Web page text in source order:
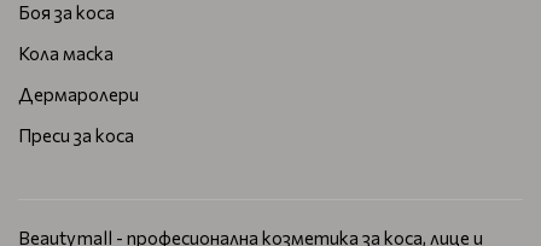
Боя за коса
Кола маска
Дермаролери
Преси за коса
Beautymall - професионална козметика за коса, лице и